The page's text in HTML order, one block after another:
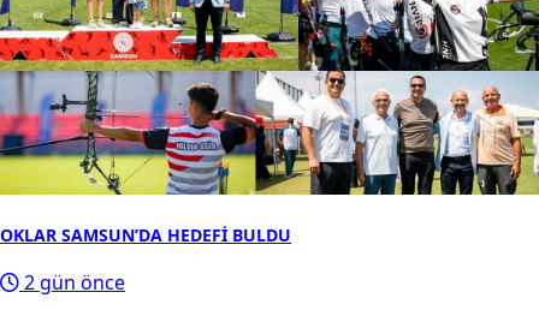
OKLAR SAMSUN’DA HEDEFİ BULDU
2 gün önce